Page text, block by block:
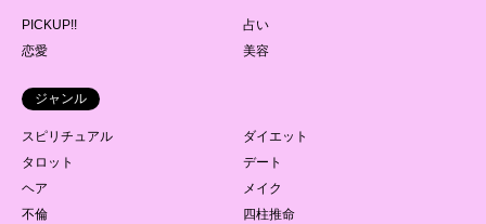
PICKUP!!
占い
恋愛
美容
ジャンル
スピリチュアル
ダイエット
タロット
デート
ヘア
メイク
不倫
四柱推命